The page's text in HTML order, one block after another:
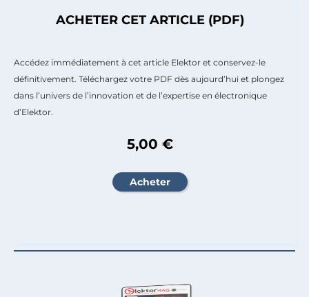
ACHETER CET ARTICLE (PDF)
Accédez immédiatement à cet article Elektor et conservez-le
définitivement. Téléchargez votre PDF dès aujourd’hui et plongez
dans l’univers de l’innovation et de l’expertise en électronique
d’Elektor.
5,00 €